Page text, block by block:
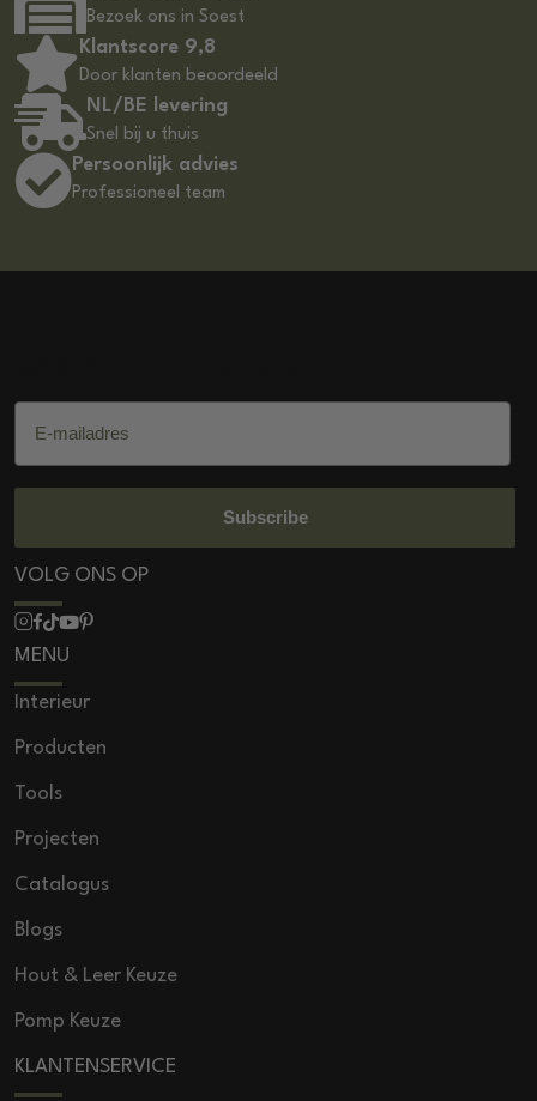
Bezoek ons in Soest
Klantscore 9,8
Door klanten beoordeeld
NL/BE levering
Snel bij u thuis
Persoonlijk advies
Professioneel team
E-mailadres
Subscribe
VOLG ONS OP
MENU
Interieur
Producten
Tools
Projecten
Catalogus
Blogs
Hout & Leer Keuze
Pomp Keuze
KLANTENSERVICE